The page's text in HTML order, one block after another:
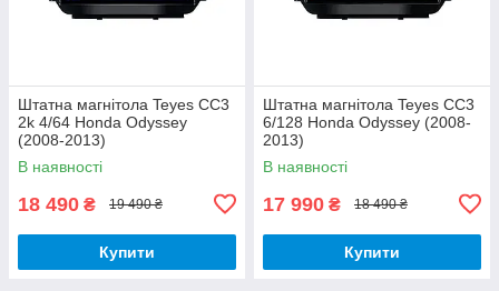
Штатна магнітола Teyes CC3
2k 4/64 Honda Odyssey
(2008-2013)
В наявності
18 490 ₴ 19 490 ₴
Купити
Штатна магнітола Teyes CC3
6/128 Honda Odyssey (2008-
2013)
В наявності
17 990 ₴ 18 490 ₴
Купити